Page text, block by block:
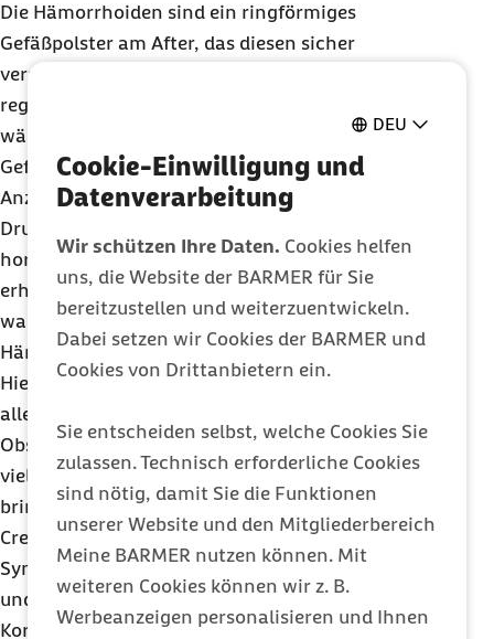
DEU
Cookie-Einwilligung und
Datenverarbeitung
Wir schützen Ihre Daten. Cookies helfen
uns, die Website der BARMER für Sie
bereitzustellen und weiterzuentwickeln.
Dabei setzen wir Cookies der BARMER und
Cookies von Drittanbietern ein.
Sie entscheiden selbst, welche Cookies Sie
zulassen. Technisch erforderliche Cookies
sind nötig, damit Sie die Funktionen
unserer Website und den Mitgliederbereich
Meine BARMER nutzen können. Mit
weiteren Cookies können wir z. B.
Werbeanzeigen personalisieren und Ihnen
Die Hämorrhoiden sind ein ringförmiges
Gefäßpolster am After, das diesen sicher
verschließt. Bei chronischer Verstopfung,
regelmäßigem Gebrauch von Abführmitteln und
während einer Schwangerschaft kann sich das
Gefäßpolster vergrößern und bluten. Die
Anzeichen: Blut am Toilettenpapier, Juckreiz und
Druckgefühl. Die schnelle Gewichtszunahme,
hormonelle Veränderungen, Verstopfung und der
erhöhte Druck im Bauchraum durch das
wachsende Kind begünstigen vergrößerte
Hämorrhoiden bei Schwangeren.
Hier helfen einfache Hausmittel: Essen Sie vor
allem ballaststoffreiche Kost wie Vollkorn, Müsli,
Obst und Gemüse. Sie erleichtert zusammen mit
viel Flüssigkeit den Stuhlgang. Auch Bewegung
bringt die Verdauung in Schwung. Verschiedene
Cremes, Salben und Zäpfchen lindern die
Symptome. Sie enthalten entzündungshemmende
und lokal betäubende Wirkstoffe wie Lidocain oder
Kortison sowie solche, unter denen sich die